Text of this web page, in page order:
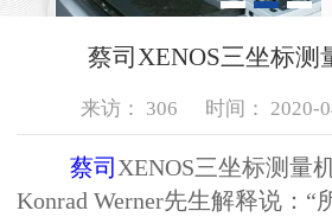
蔡司XENOS三坐标测
来访： 306 时间： 2020-
蔡司 XENOS三坐标测量
Konrad Werner先生解释说：“